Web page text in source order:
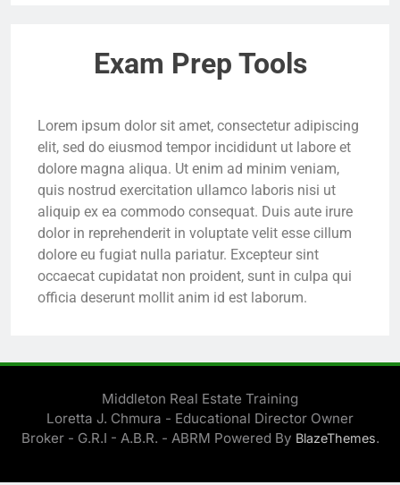
Exam Prep Tools
Lorem ipsum dolor sit amet, consectetur adipiscing
elit, sed do eiusmod tempor incididunt ut labore et
dolore magna aliqua. Ut enim ad minim veniam,
quis nostrud exercitation ullamco laboris nisi ut
aliquip ex ea commodo consequat. Duis aute irure
dolor in reprehenderit in voluptate velit esse cillum
dolore eu fugiat nulla pariatur. Excepteur sint
occaecat cupidatat non proident, sunt in culpa qui
officia deserunt mollit anim id est laborum.
Middleton Real Estate Training
Loretta J. Chmura - Educational Director Owner
Broker - G.R.I - A.B.R. - ABRM Powered By BlazeThemes.